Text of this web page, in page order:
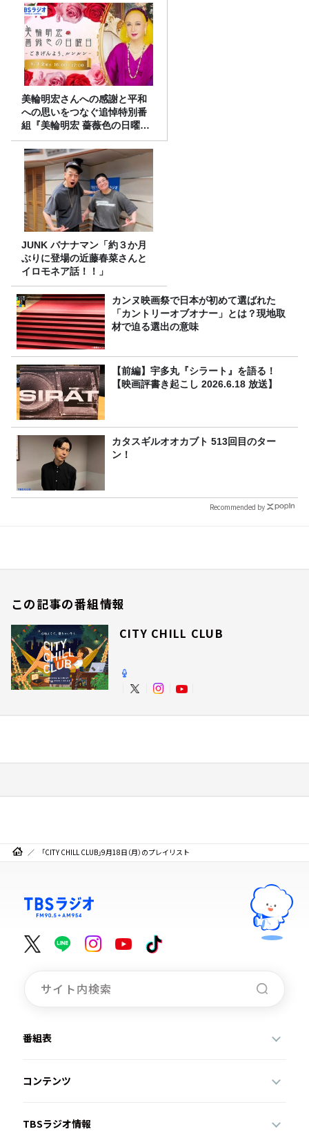
美輪明宏さんへの感謝と平和
への思いをつなぐ追悼特別番
組『美輪明宏 薔薇色の日曜日
～ごきげんよう、ルンルン
～』8/9（日）16時放送
JUNK バナナマン「約３か月
ぶりに登場の近藤春菜さんと
イロモネア話！！」
カンヌ映画祭で日本が初めて選ばれた
「カントリーオブオナー」とは？現地取
材で迫る選出の意味
【前編】宇多丸『シラート』を語る！
【映画評書き起こし 2026.6.18 放送】
カタスギルオオカブト 513回目のター
ン！
Recommended by
この記事の番組情報
CITY CHILL CLUB
「CITY CHILL CLUB」9月18日（月）のプレイリスト
番組表
コンテンツ
TBSラジオ情報